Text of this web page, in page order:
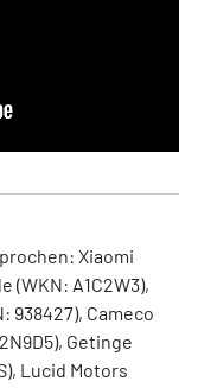
Xiaomi
(WKN: A1C2W3),
938427), Cameco
Getinge
Lucid Motors